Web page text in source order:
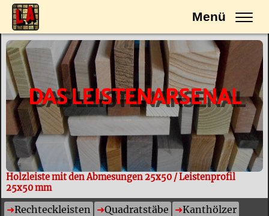
Menü
DAS LEISTENARSENAL
Holzleiste mit den Abmesungen 25x50 / Leistenprofil
25x50 mm
Rechteckleisten Quadratstäbe
Kanthölzer